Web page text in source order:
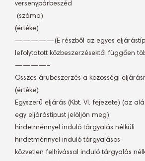
versenypárbeszéd
 (száma)
(értéke)
—————(E részből az egyes
lefolytatott közbeszerzésektől függően
————–
Összes árubeszerzés a közösségi
(értéke)
Egyszerű eljárás (Kbt. VI. fejezete) (az
egy eljárástípust jelöljön meg)
hirdetménnyel induló tárgyalás nélküli
hirdetménnyel induló tárgyalásos
közvetlen felhívással induló tárgyalás